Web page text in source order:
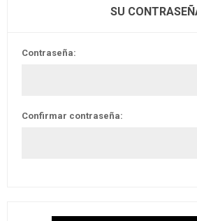
SU
Contraseña:
Confirmar contraseña: